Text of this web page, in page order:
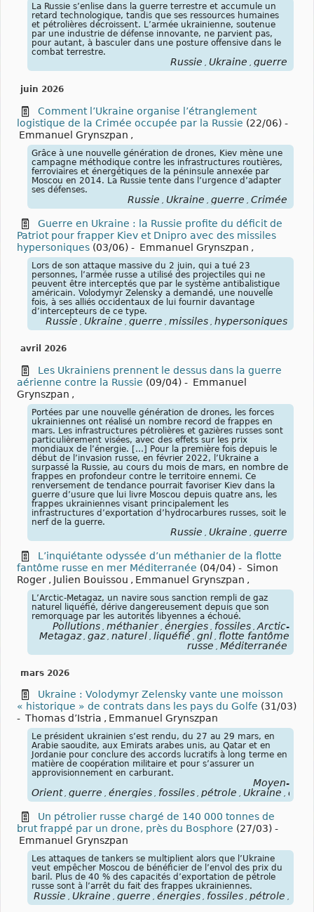
La Russie s’enlise dans la guerre terrestre et accumule un
retard technologique, tandis que ses ressources humaines
et pétrolières décroissent. L’armée ukrainienne, soutenue
par une industrie de défense innovante, ne parvient pas,
pour autant, à basculer dans une posture offensive dans le
combat terrestre.
Russie Ukraine guerre
juin 2026
Comment l’Ukraine organise l’étranglement
logistique de la Crimée occupée par la Russie (22/06) -
Emmanuel Grynszpan ,
Grâce à une nouvelle génération de drones, Kiev mène une
campagne méthodique contre les infrastructures routières,
ferroviaires et énergétiques de la péninsule annexée par
Moscou en 2014. La Russie tente dans l’urgence d’adapter
ses défenses.
Russie Ukraine guerre Crimée
Guerre en Ukraine : la Russie profite du déficit de
Patriot pour frapper Kiev et Dnipro avec des missiles
hypersoniques (03/06) - Emmanuel Grynszpan ,
Lors de son attaque massive du 2 juin, qui a tué 23
personnes, l’armée russe a utilisé des projectiles qui ne
peuvent être interceptés que par le système antibalistique
américain. Volodymyr Zelensky a demandé, une nouvelle
fois, à ses alliés occidentaux de lui fournir davantage
d’intercepteurs de ce type.
Russie Ukraine guerre missiles hypersoniques
avril 2026
Les Ukrainiens prennent le dessus dans la guerre
aérienne contre la Russie (09/04) - Emmanuel
Grynszpan ,
Portées par une nouvelle génération de drones, les forces
ukrainiennes ont réalisé un nombre record de frappes en
mars. Les infrastructures pétrolières et gazières russes sont
particulièrement visées, avec des effets sur les prix
mondiaux de l’énergie. […] Pour la première fois depuis le
début de l’invasion russe, en février 2022, l’Ukraine a
surpassé la Russie, au cours du mois de mars, en nombre de
frappes en profondeur contre le territoire ennemi. Ce
renversement de tendance pourrait favoriser Kiev dans la
guerre d’usure que lui livre Moscou depuis quatre ans, les
frappes ukrainiennes visant principalement les
infrastructures d’exportation d’hydrocarbures russes, soit le
nerf de la guerre.
Russie Ukraine guerre
L’inquiétante odyssée d’un méthanier de la flotte
fantôme russe en mer Méditerranée (04/04) - Simon
Roger , Julien Bouissou , Emmanuel Grynszpan ,
L’Arctic-Metagaz, un navire sous sanction rempli de gaz
naturel liquéfié, dérive dangereusement depuis que son
remorquage par les autorités libyennes a échoué.
Pollutions méthanier énergies fossiles Arctic-
Metagaz gaz naturel liquéfié gnl
flotte fantôme
russe
Méditerranée
mars 2026
Ukraine : Volodymyr Zelensky vante une moisson
« historique » de contrats dans les pays du Golfe (31/03)
- Thomas d’Istria , Emmanuel Grynszpan
Le président ukrainien s’est rendu, du 27 au 29 mars, en
Arabie saoudite, aux Emirats arabes unis, au Qatar et en
Jordanie pour conclure des accords lucratifs à long terme en
matière de coopération militaire et pour s’assurer un
approvisionnement en carburant.
Moyen-
Orient , guerre , énergies , fossiles , pétrole , Ukraine ,
Un pétrolier russe chargé de 140 000 tonnes de
brut frappé par un drone, près du Bosphore (27/03) -
Emmanuel Grynszpan
Les attaques de tankers se multiplient alors que l’Ukraine
veut empêcher Moscou de bénéficier de l’envol des prix du
baril. Plus de 40 % des capacités d’exportation de pétrole
russe sont à l’arrêt du fait des frappes ukrainiennes.
Russie , Ukraine , guerre , énergies , fossiles , pétrole ,